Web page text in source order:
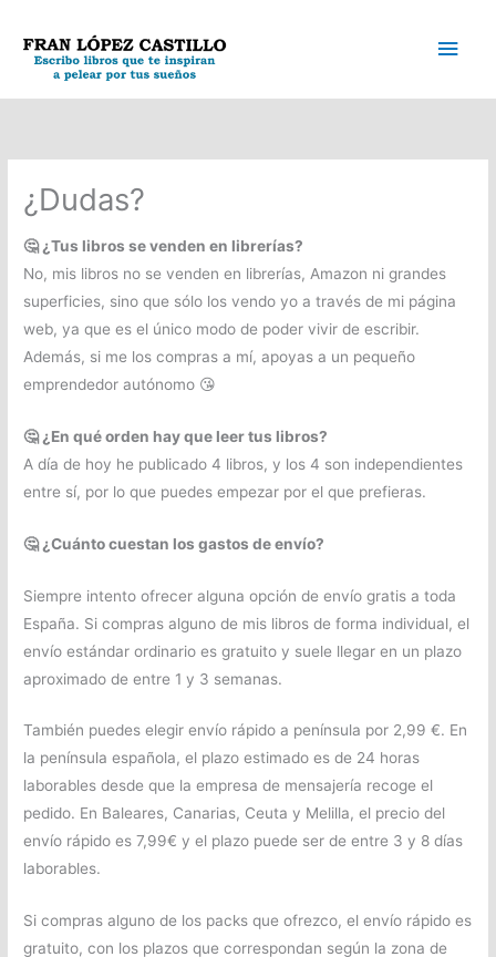
contenido
¿Dudas?
🤔¿Tus libros se venden en librerías?
No, mis libros no se venden en librerías, Amazon ni grandes
superficies, sino que sólo los vendo yo a través de mi página
web, ya que es el único modo de poder vivir de escribir.
Además, si me los compras a mí, apoyas a un pequeño
emprendedor autónomo 😘
🤔¿En qué orden hay que leer tus libros?
A día de hoy he publicado 4 libros, y los 4 son independientes
entre sí, por lo que puedes empezar por el que prefieras.
🤔¿Cuánto cuestan los gastos de envío?
Siempre intento ofrecer alguna opción de envío gratis a toda
España. Si compras alguno de mis libros de forma individual, el
envío estándar ordinario es gratuito y suele llegar en un plazo
aproximado de entre 1 y 3 semanas.
También puedes elegir envío rápido a península por 2,99 €. En
la península española, el plazo estimado es de 24 horas
laborables desde que la empresa de mensajería recoge el
pedido. En Baleares, Canarias, Ceuta y Melilla, el precio del
envío rápido es 7,99€ y el plazo puede ser de entre 3 y 8 días
laborables.
Si compras alguno de los packs que ofrezco, el envío rápido es
gratuito, con los plazos que correspondan según la zona de